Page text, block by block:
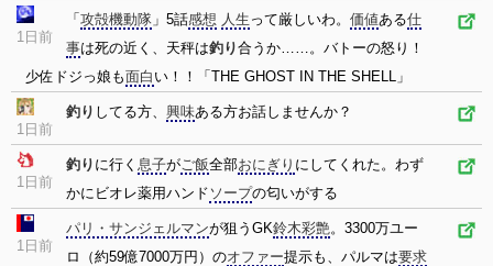
1日前
「 攻殻機動隊 」5話感想 人生 って厳しいわ。 価値ある仕
事は死の近く、天秤は釣り合うか……。バトーの怒り！
少佐ドジっ娘も面白 い！！「THE GHOST IN THE SHELL」
1日前
釣り してる方、 興味ある方お話しませんか？
1日前
釣り に行く 息子がご飯全部おにぎり にしてくれた。わず
かにビオレ薬用ハンド ソープの匂いがする
1日前
パリ・サンジェルマンが狙うGK鈴木彩艶。3300万ユー
ロ（約59億7000万円）のオファー提示も、パルマは要求